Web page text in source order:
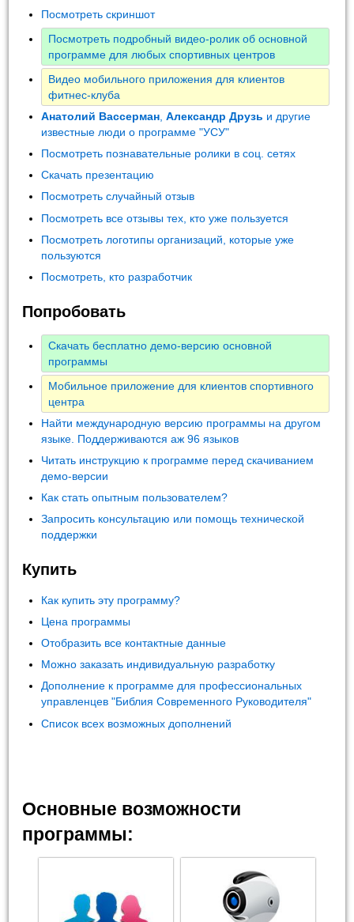
Посмотреть скриншот
Посмотреть подробный видео-ролик об основной
программе для любых спортивных центров
Видео мобильного приложения для клиентов
фитнес-клуба
Анатолий Вассерман ,Александр Друзь и другие
известные люди о программе "УСУ"
Посмотреть познавательные ролики в соц. сетях
Скачать презентацию
Посмотреть случайный отзыв
Посмотреть все отзывы тех, кто уже пользуется
Посмотреть логотипы организаций, которые уже
пользуются
Посмотреть, кто разработчик
Попробовать
Скачать бесплатно демо-версию основной
программы
Мобильное приложение для клиентов спортивного
центра
Найти международную версию программы на другом
языке. Поддерживаются аж 96 языков
Читать инструкцию к программе перед скачиванием
демо-версии
Как стать опытным пользователем?
Запросить консультацию или помощь технической
поддержки
Купить
Как купить эту программу?
Цена программы
Отобразить все контактные данные
Можно заказать индивидуальную разработку
Дополнение к программе для профессиональных
управленцев "Библия Современного Руководителя"
Список всех возможных дополнений
Основные возможности
программы: